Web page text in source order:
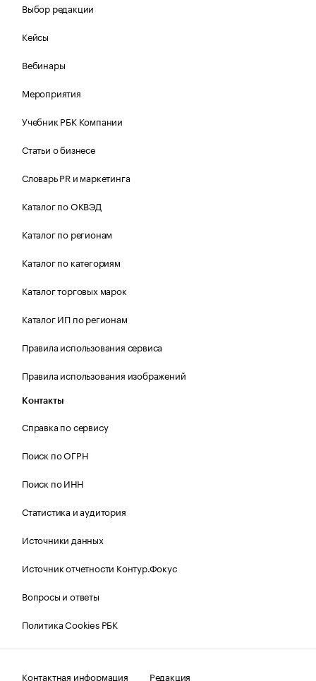
Выбор редакции
Кейсы
Вебинары
Мероприятия
Учебник РБК Компании
Статьи о бизнесе
Словарь PR и маркетинга
Каталог по ОКВЭД
Каталог по регионам
Каталог по категориям
Каталог торговых марок
Каталог ИП по регионам
Правила использования сервиса
Правила использования изображений
Контакты
Справка по сервису
Поиск по ОГРН
Поиск по ИНН
Статистика и аудитория
Источники данных
Источник отчетности Контур.Фокус
Вопросы и ответы
Политика Cookies РБК
Контактная информация Редакция